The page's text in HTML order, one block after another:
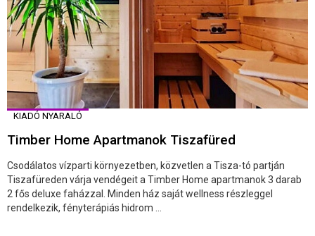
KIADÓ NYARALÓ
Timber Home Apartmanok Tiszafüred
Csodálatos vízparti környezetben, közvetlen a Tisza-tó partján
Tiszafüreden várja vendégeit a Timber Home apartmanok 3 darab
2 fős deluxe faházzal. Minden ház saját wellness részleggel
rendelkezik, fényterápiás hidrom ...